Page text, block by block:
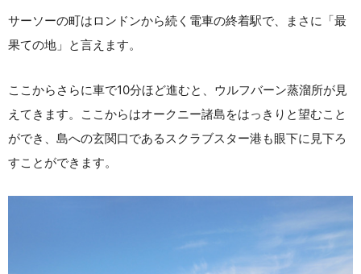
サーソーの町はロンドンから続く電車の終着駅で、まさに「最
果ての地」と言えます。
ここからさらに車で10分ほど進むと、ウルフバーン蒸溜所が見
えてきます。ここからはオークニー諸島をはっきりと望むこと
ができ、島への玄関口であるスクラブスター港も眼下に見下ろ
すことができます。